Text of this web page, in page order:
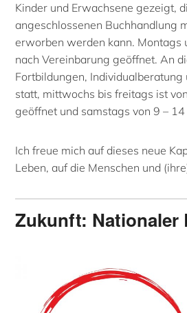
Kinder und Erwachsene gezeigt,
angeschlossenen Buchhandlung
erworben werden kann. Montags
nach Vereinbarung geöffnet. An
Fortbildungen, Individualberatung
statt, mittwochs bis freitags ist
geöffnet und samstags von 9 – 14
Ich freue mich auf dieses neue
Leben, auf die Menschen und
Zukunft: Nationaler